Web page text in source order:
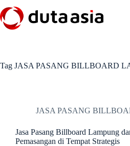
to
content
Tag JASA PASANG BILLBOARD
JASA PASANG
Jasa Pasang Billboard Lampung
Pemasangan di Tempat Strategis